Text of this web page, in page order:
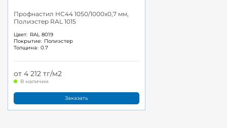
Профнастил НС44 1050/1000x0,7 мм,
Полиэстер RAL 1015
Цвет: RAL 8019
Покрытие: Полиэстер
Толщина: 0.7
от 4 212 тг/м2
В наличии
Заказать